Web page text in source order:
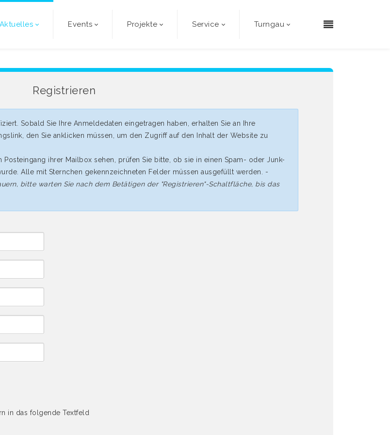
Aktuelles Events Projekte Service Turngau
Registrieren
Sobald Sie Ihre Anmeldedaten eingetragen haben, erhalten Sie an Ihre
den Sie anklicken müssen, um den Zugriff auf den Inhalt der Website zu
ihrer Mailbox sehen, prüfen Sie bitte, ob sie in einen Spam- oder Junk-
Alle mit Sternchen gekennzeichneten Felder müssen ausgefüllt werden. -
bitte warten Sie nach dem Betätigen der "Registrieren"-Schaltfläche, bis das
in das folgende Textfeld